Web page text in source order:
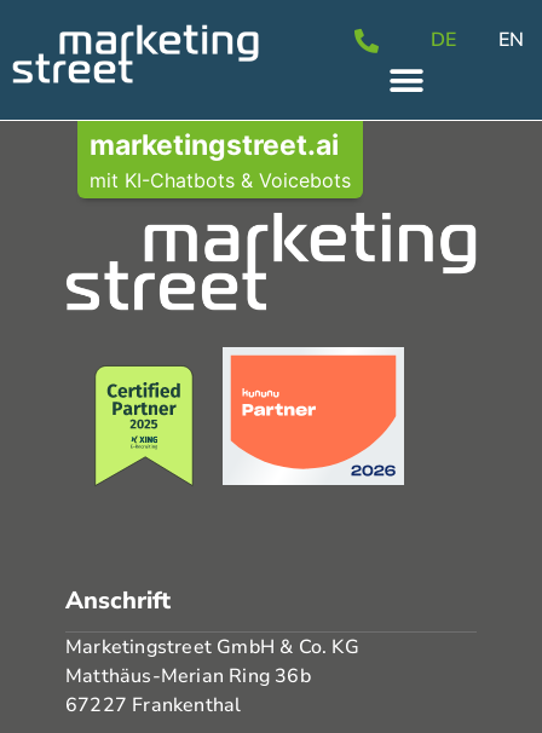
DE EN
marketingstreet.ai
mit KI-Chatbots & Voicebots
Anschrift
Marketingstreet GmbH & Co. KG
Matthäus-Merian Ring 36b
67227 Frankenthal